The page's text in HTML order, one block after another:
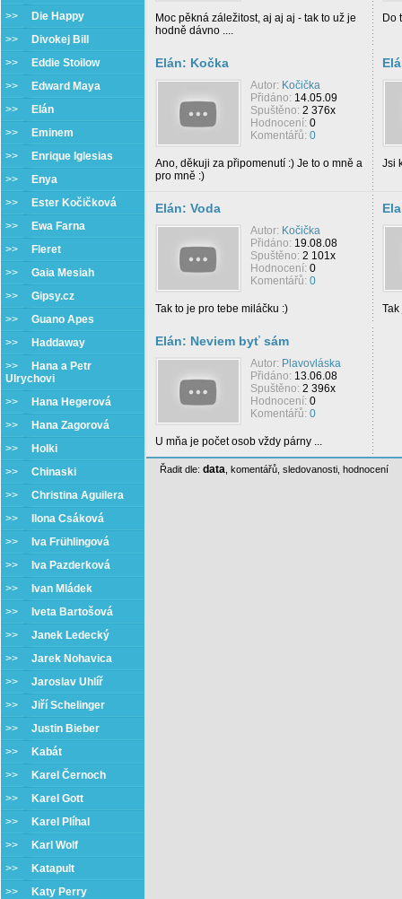
>>
Die Happy
>>
Divokej Bill
>>
Eddie Stoilow
>>
Edward Maya
>>
Elán
>>
Eminem
>>
Enrique Iglesias
>>
Enya
>>
Ester Kočičková
>>
Ewa Farna
>>
Fleret
>> Gaia Mesiah
>> Gipsy.cz
>> Guano Apes
>>
Haddaway
>>
Hana a Petr
Ulrychovi
>>
Hana Hegerová
>>
Hana Zagorová
>>
Holki
>> Chinaski
>> Christina Aguilera
>>
Ilona Csáková
>>
Iva Frühlingová
>>
Iva Pazderková
>>
Ivan Mládek
>>
Iveta Bartošová
>> Janek Ledecký
>> Jarek Nohavica
>> Jaroslav Uhlíř
>> Jiří Schelinger
>> Justin Bieber
>>
Kabát
>>
Karel Černoch
>>
Karel Gott
>>
Karel Plíhal
>>
Karl Wolf
>>
Katapult
>>
Katy Perry
Moc pěkná záležitost, aj aj aj - tak to už je
hodně dávno ....
Do
Elán: Kočka
Autor: Kočička
Přidáno: 14.05.09
Spuštěno: 2 376x
Hodnocení: 0
Komentářů: 0
Ano, děkuji za připomenutí :) Je to o mně a
pro mně :)
Jsi
Elán: Voda
Autor: Kočička
Přidáno: 19.08.08
Spuštěno: 2 101x
Hodnocení: 0
Komentářů: 0
Tak to je pro tebe miláčku :)
Elán: Neviem byť sám
Autor: Plavovláska
Přidáno: 13.06.08
Spuštěno: 2 396x
Hodnocení: 0
Komentářů: 0
U mňa je počet osob vždy párny ...
Řadit dle: data komentářů sledovanosti hodnocení